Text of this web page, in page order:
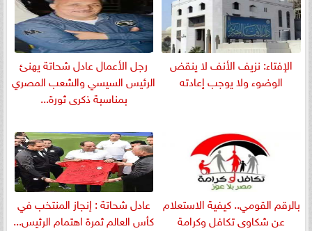
الإفتاء: نزيف الأنف لا ينقض
الوضوء ولا يوجب إعادته
رجل الأعمال عادل شحاتة يهنئ
الرئيس السيسي والشعب المصري
بمناسبة ذكرى ثورة...
بالرقم القومي.. كيفية الاستعلام
عن شكاوى تكافل وكرامة
عادل شحاتة : إنجاز المنتخب في
كأس العالم ثمرة اهتمام الرئيس...